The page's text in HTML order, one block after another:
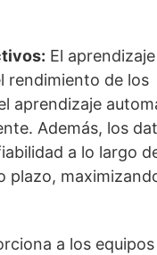
El aprendizaje
rendimiento de los
aprendizaje
Además, los
a lo largo
plazo,
a los